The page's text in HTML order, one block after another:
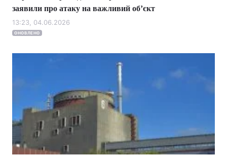
заявили про атаку на важливий обʼєкт
13:23, 04.06.2026
ОНОВЛЕНО